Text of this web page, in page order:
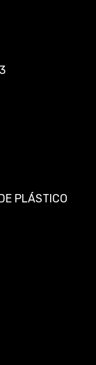
PLÁSTICO